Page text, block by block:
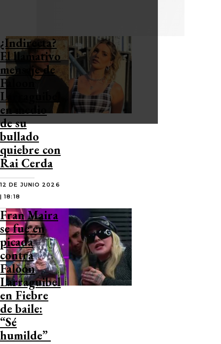
¿Indirecta?
El llamativo
mensaje de
Faloon
Larraguibel
en medio
de su
bullado
quiebre con
Rai Cerda
12 DE JUNIO 2026
| 18:18
Fran Maira
se fue en
picada
contra
Faloon
Larraguibel
en Fiebre
de baile:
“Sé
humilde”